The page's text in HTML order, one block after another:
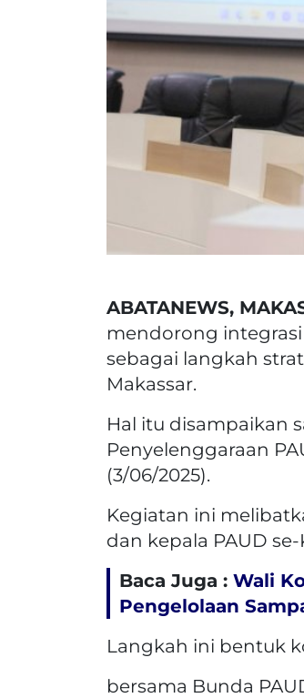
ABATANEWS,
mendorong integrasi
sebagai langkah
Makassar.
Hal itu disampaikan
Penyelenggaraan
(3/06/2025).
Kegiatan ini
dan kepala PAUD
Baca Juga : Wali
Pengelolaan
Langkah ini bentuk
bersama Bunda